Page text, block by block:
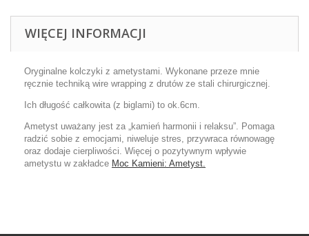
WIĘCEJ INFORMACJI
Oryginalne kolczyki z ametystami. Wykonane przeze mnie
ręcznie techniką wire wrapping z drutów ze stali chirurgicznej.
Ich długość całkowita (z biglami) to ok.6cm.
Ametyst uważany jest za „kamień harmonii i relaksu”. Pomaga
radzić sobie z emocjami, niweluje stres, przywraca równowagę
oraz dodaje cierpliwości. Więcej o pozytywnym wpływie
ametystu w zakładce Moc Kamieni: Ametyst.